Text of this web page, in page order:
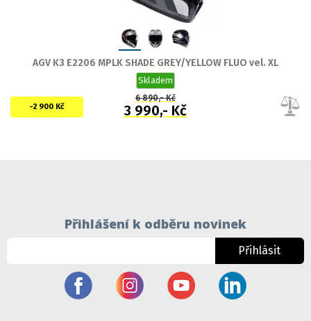
AGV K3 E2206 MPLK SHADE GREY/YELLOW FLUO vel. XL
Skladem
-2 900 Kč
6 890,- Kč
3 990,- Kč
Přihlášení k odběru novinek
Přihlásit